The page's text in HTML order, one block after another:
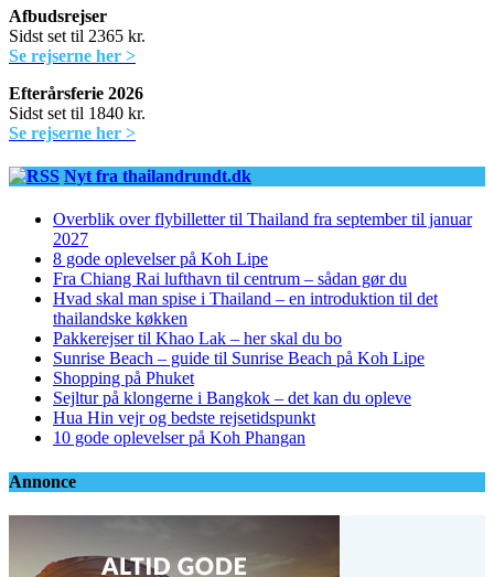
Afbudsrejser
Sidst set til 2365 kr.
Se rejserne her >
Efterårsferie 2026
Sidst set til 1840 kr.
Se rejserne her >
Nyt fra thailandrundt.dk
Overblik over flybilletter til Thailand fra september til januar
2027
8 gode oplevelser på Koh Lipe
Fra Chiang Rai lufthavn til centrum – sådan gør du
Hvad skal man spise i Thailand – en introduktion til det
thailandske køkken
Pakkerejser til Khao Lak – her skal du bo
Sunrise Beach – guide til Sunrise Beach på Koh Lipe
Shopping på Phuket
Sejltur på klongerne i Bangkok – det kan du opleve
Hua Hin vejr og bedste rejsetidspunkt
10 gode oplevelser på Koh Phangan
Annonce